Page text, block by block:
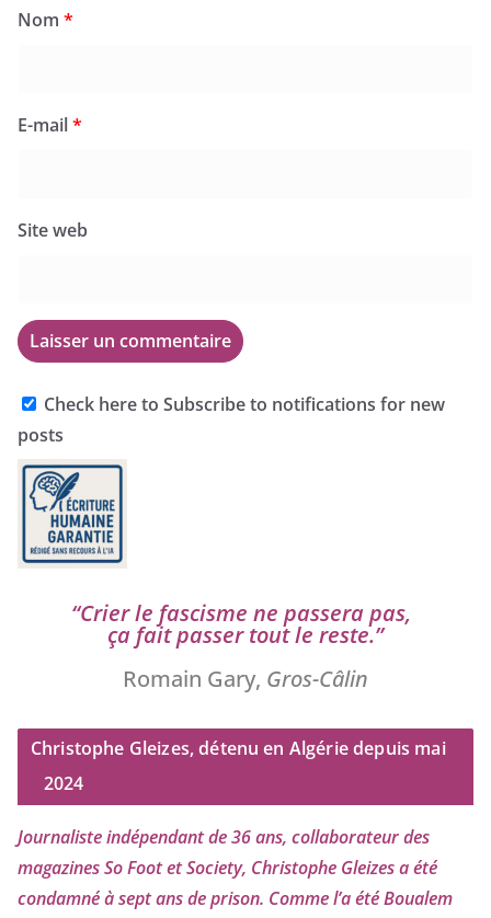
Nom *
E-mail*
Site web
Check here to Subscribe to notifications for new
posts
“Crier le fas­cisme ne pas­se­ra pas,
ça fait pas­ser tout le reste.”
Romain Gary, Gros-Câlin
Christophe Gleizes, détenu en Algérie depuis mai
2024
Journaliste indé­pen­dant de36ans, col­la­bo­ra­teur des
maga­zines So Foot et Society, Christophe Gleizesa été
condam­né à sept ans de pri­son. Comme l’a été Boualem